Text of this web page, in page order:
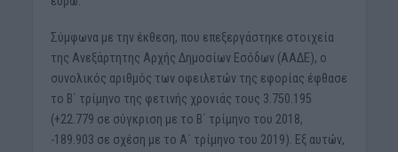
Σύμφωνα με την έκθεση, που επεξεργάστηκε στοιχεία
της Ανεξάρτητης Αρχής Δημοσίων Εσόδων (ΑΑΔΕ), ο
συνολικός αριθμός των οφειλετών της εφορίας έφθασε
το Β΄ τρίμηνο της φετινής χρονιάς τους 3.750.195
(+22.779 σε σύγκριση με το Β΄ τρίμηνο του 2018,
-189.903 σε σχέση με το Α΄ τρίμηνο του 2019). Εξ αυτών,